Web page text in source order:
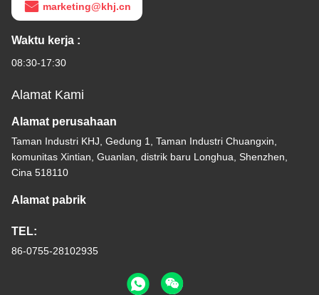
marketing@khj.cn
Waktu kerja :
08:30-17:30
Alamat Kami
Alamat perusahaan
Taman Industri KHJ, Gedung 1, Taman Industri Chuangxin,
komunitas Xintian, Guanlan, distrik baru Longhua, Shenzhen,
Cina 518110
Alamat pabrik
TEL:
86-0755-28102935